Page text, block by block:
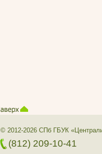
© 2012-2026 СПб ГБУК
(812) 209-10-41